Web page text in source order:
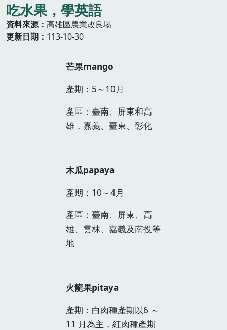
吃水果，學英語
資料來源
高雄區農業改良場
更新日期
113-10-30
芒果mango
產期：5～10月
產區：臺南、屏東和高
雄，嘉義、臺東、彰化
木瓜papaya
產期：10～4月
產區：臺南、屏東、高
雄、雲林、嘉義及南投等
地
火龍果pitaya
產期：白肉種產期以6 ～
11 月為主，紅肉種產期